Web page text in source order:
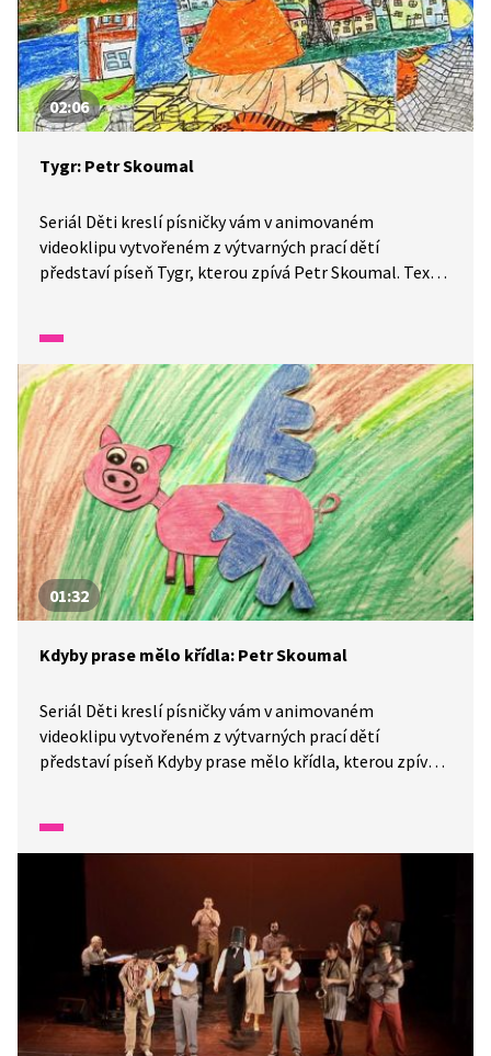
02:06
Tygr: Petr Skoumal
Seriál Děti kreslí písničky vám v animovaném
videoklipu vytvořeném z výtvarných prací dětí
představí píseň Tygr, kterou zpívá Petr Skoumal. Text
01:32
Kdyby prase mělo křídla: Petr Skoumal
Seriál Děti kreslí písničky vám v animovaném
videoklipu vytvořeném z výtvarných prací dětí
představí píseň Kdyby prase mělo křídla, kterou zpívá